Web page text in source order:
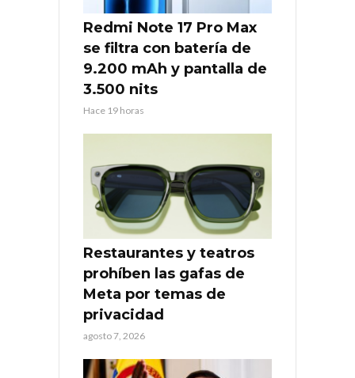
Redmi Note 17 Pro Max
se filtra con batería de
9.200 mAh y pantalla de
3.500 nits
Hace 19 horas
Restaurantes y teatros
prohíben las gafas de
Meta por temas de
privacidad
agosto 7, 2026